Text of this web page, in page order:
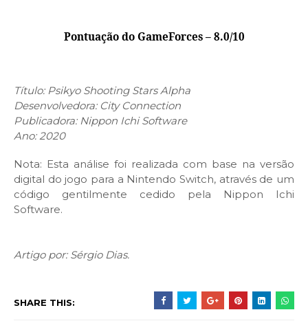
Pontuação do GameForces – 8.0/10
Título: Psikyo Shooting Stars Alpha
Desenvolvedora: City Connection
Publicadora: Nippon Ichi Software
Ano: 2020
Nota: Esta análise foi realizada com base na versão
digital do jogo para a Nintendo Switch, através de um
código gentilmente cedido pela Nippon Ichi
Software.
Artigo por: Sérgio Dias.
SHARE THIS: